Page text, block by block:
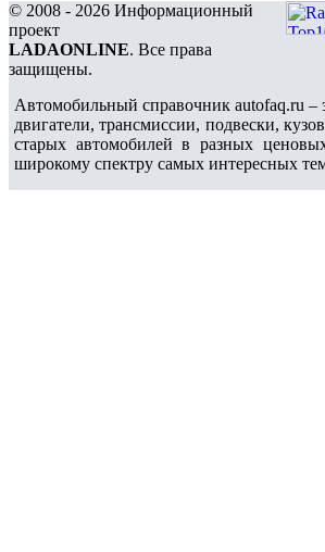
© 2008 - 2026 Информационный
проект
LADAONLINE. Все права
защищены.
Автомобильный справочник autofaq.ru
двигатели, трансмиссии, подвески,
старых автомобилей в разных
широкому спектру самых интересных